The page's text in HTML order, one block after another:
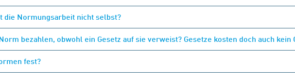
die Normungsarbeit nicht selbst?
bezahlen, obwohl ein Gesetz auf sie verweist? Gesetze kosten doch auch kein
fest?